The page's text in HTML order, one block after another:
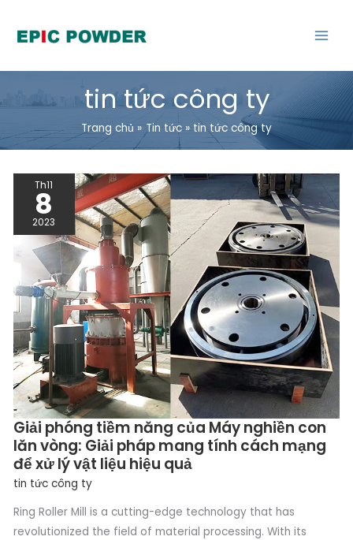
đến
dung
tin tức công ty
Trang chủ Tin tức tin tức công ty
Th11
8
2023
Giải phóng tiềm năng của Máy nghiền con
lăn vòng: Giải pháp mang tính cách mạng
để xử lý vật liệu hiệu quả
tin tức công ty
Ring Roller Mill is a cutting-edge technology that has
revolutionized the field of material processing. With its
GIẢI
PHÓNG
TIỀM
NĂNG
CỦA
MÁY
NGHIỀN
CON
LĂN
VÒNG:
GIẢI
PHÁP
MANG
TÍNH
CÁCH
MẠNG
ĐỂ
XỬ
LÝ
VẬT
LIỆU
HIỆU
QUẢ